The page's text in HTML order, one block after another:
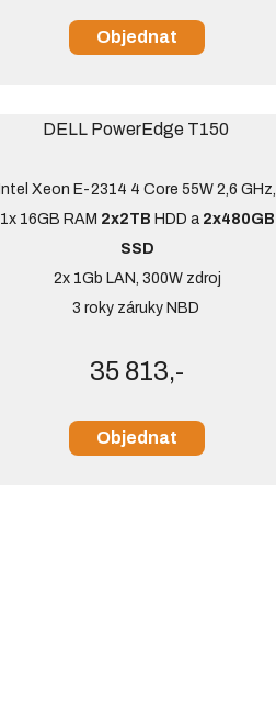
Objednat
DELL PowerEdge T150
Intel Xeon E-2314 4 Core 55W 2,6 GHz,
1x 16GB RAM 2x2TB HDD a 2x480GB
SSD
2x 1Gb LAN, 300W zdroj
3 roky záruky NBD
35 813,-
Objednat